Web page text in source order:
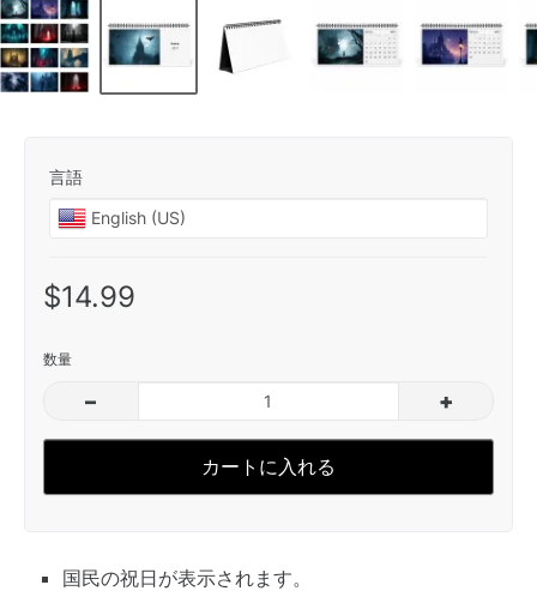
言語
$14.99
数量
– +
カートに入れる
国民の祝日が表示されます。